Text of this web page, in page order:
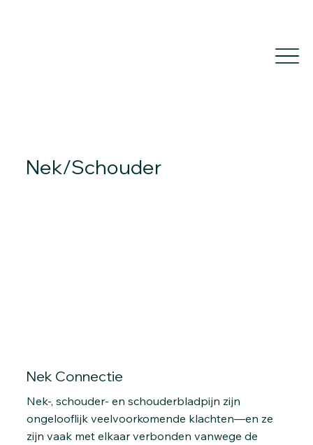
Nek/schouder
Nek-, schouder- en schouderbladpijn zijn
ongelooflijk veelvoorkomende klachten—en ze
zijn vaak met elkaar verbonden vanwege de
Nek Connectie